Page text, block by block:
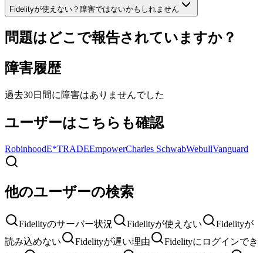
Fidelityが使えない？障害ではないかもしれません
問題はどこで報告されていますか？
障害履歴
過去30日間に障害はありませんでした
ユーザーはこちらも確認
RobinhoodE*TRADEEmpowerCharles SchwabWebullVanguard
他のユーザーの検索
Fidelityのサーバー状況 Fidelityが使えない
Fidelityが
読み込めない
Fidelityが遅い理由
Fidelityにログインでき